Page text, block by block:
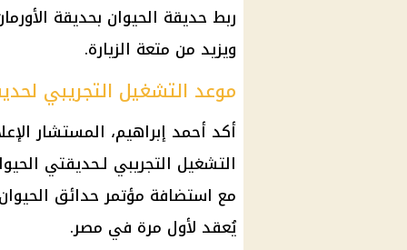
ربط حديقة الحيوان بحديقة
ويزيد من متعة الزيارة.
موعد التشغيل التجريبي
أكد أحمد إبراهيم، المستشار
يُعقد لأول مرة في مصر.